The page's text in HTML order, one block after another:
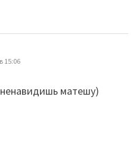
15:06
матешу)